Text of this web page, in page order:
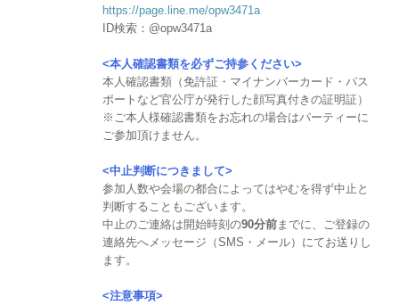
https://page.line.me/opw3471a
ID検索：@opw3471a
<本人確認書類を必ずご持参ください>
本人確認書類（免許証・マイナンバーカード・パス
ポートなど官公庁が発行した顔写真付きの証明証）
※ご本人様確認書類をお忘れの場合はパーティーに
ご参加頂けません。
<中止判断につきまして>
参加人数や会場の都合によってはやむを得ず中止と
判断することもございます。
中止のご連絡は開始時刻の90分前 までに、ご登録の
連絡先へメッセージ（SMS・メール）にてお送りし
ます。
<注意事項>